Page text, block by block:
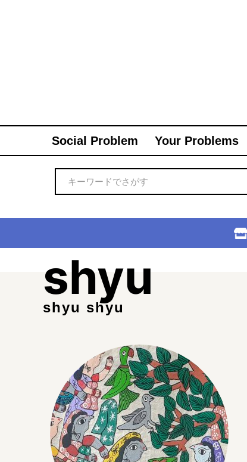
Social Problem Your Problems
shyu
shyu shyu